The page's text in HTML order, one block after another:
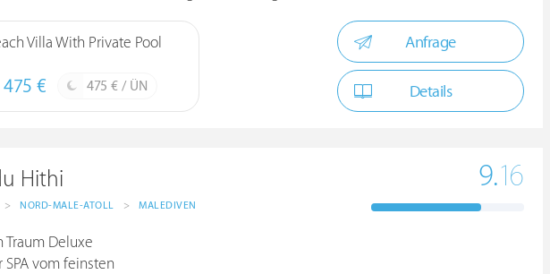
Villa With Private Pool
475 € 475 € / ÜN
Anfrage
Details
Hithi
> NORD-MALE-ATOLL > MALEDIVEN
9.16
Traum Deluxe
vom feinsten